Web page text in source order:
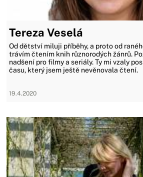
Tereza Veselá
Od dětství miluji příběhy, a proto od
trávím čtením knih různorodých žánrů.
nadšení pro filmy a seriály. Ty mi vzaly
času, který jsem ještě nevěnovala čtení.
19.4.2020